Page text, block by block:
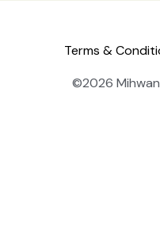
Terms &
©2026